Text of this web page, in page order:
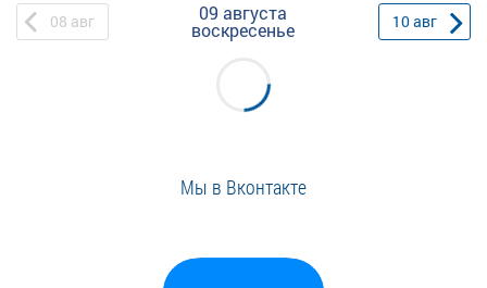
08 авг 09 августа
воскресенье 10авг
Мы в Вконтакте